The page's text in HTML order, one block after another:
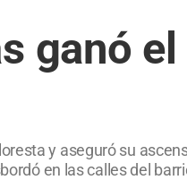
ganó
y aseguró su
en las calles del